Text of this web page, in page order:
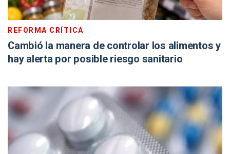
REFORMA CRÍTICA
Cambió la manera de controlar los alimentos y
hay alerta por posible riesgo sanitario